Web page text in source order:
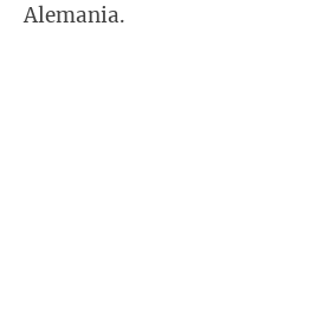
Alemania.